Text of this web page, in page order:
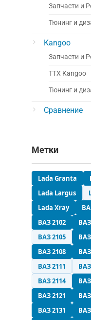
Запчасти и
Тюнинг и
Kangoo
Запчасти и
ТТХ Kangoo
Тюнинг и
Сравнение
Метки
Lada Granta
Lada Largus
Lada Xray
ВАЗ 2102
ВАЗ 2105
ВАЗ 2108
ВАЗ 2111
ВАЗ 2114
ВАЗ 2121
ВАЗ 2131